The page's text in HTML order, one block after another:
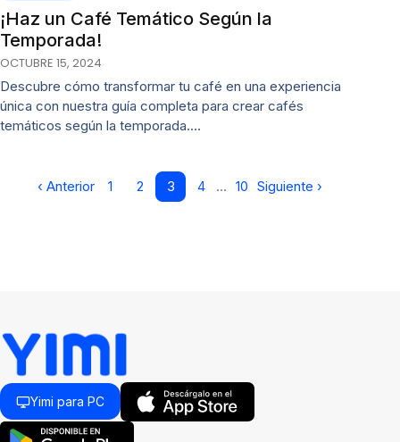
¡Haz un Café Temático Según la
Temporada!
OCTUBRE 15, 2024
Descubre cómo transformar tu café en una experiencia
única con nuestra guía completa para crear cafés
temáticos según la temporada.…
‹ Anterior 1 2 3 4 … 10 Siguiente ›
Yimi para PC